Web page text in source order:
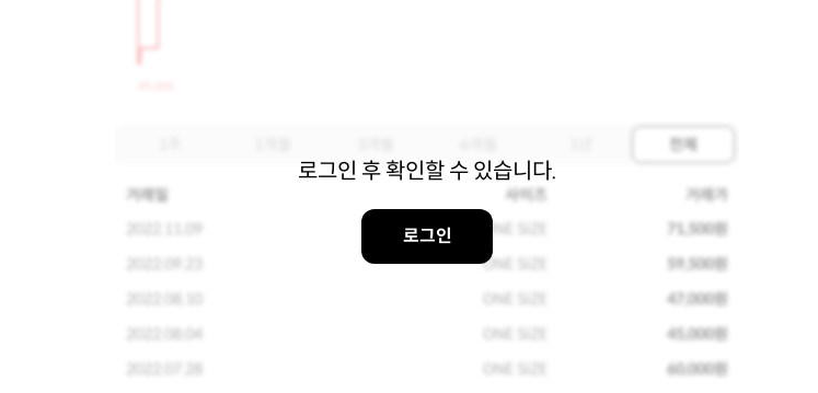
로그인 후 확인할 수 있습니다.
로그인
전체
거래일 사이즈
거래가
ONE SIZE
71,500원
ONE SIZE
59,500원
2022.08.10
ONE SIZE
47,000원
2022.08.04
ONE SIZE
45,000원
ONE SIZE 60,000원